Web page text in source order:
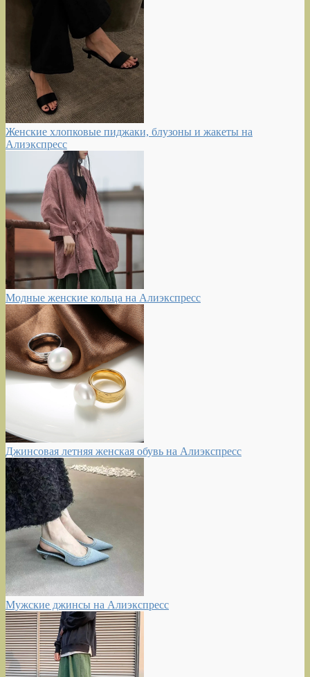
Женские хлопковые пиджаки, блузоны и жакеты на
Алиэкспресс
Модные женские кольца на Алиэкспресс
Джинсовая летняя женская обувь на Алиэкспресс
Мужские джинсы на Алиэкспресс